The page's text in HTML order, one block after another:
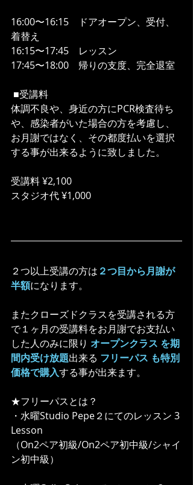
16:00〜16:15　ドアオープン、受付、
着替え
16:15〜17:45　レッスン
17:45〜18:00　帰りの支度、完全退室
■受講料
体調不良や、身近の方にPCR検査待ち
や、感染者がいた場合の方を考慮し、
お月謝ではなく、その都度払いを選択
する事が出来るように致しました。
受講料 ¥2,100
スタジオ代 ¥1,000
２つ以上受講の方は ２つ目から月謝が
半額になります。
またクローズドクラスを受講される方
で１ヶ月の受講料をお月謝でお支払い
した人のみに限り オープンクラス を期
間内受け放題出来る フリーパス も特別
価格で購入する事が出来ます。
★フリーパスとは？
・水曜Studio Pepe２にてのレッスン 3
Lesson
（On2ペア初級/On2ペア初中級/シャイ
ン初中級）